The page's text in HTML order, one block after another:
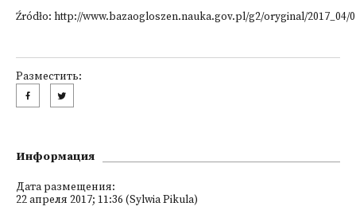
Źródło: http://www.bazaogloszen.nauka.gov.pl/g2/oryginal/2017_04/
Разместить:
Информация
Дата размещения:
22 апреля 2017; 11:36 (Sylwia Pikula)